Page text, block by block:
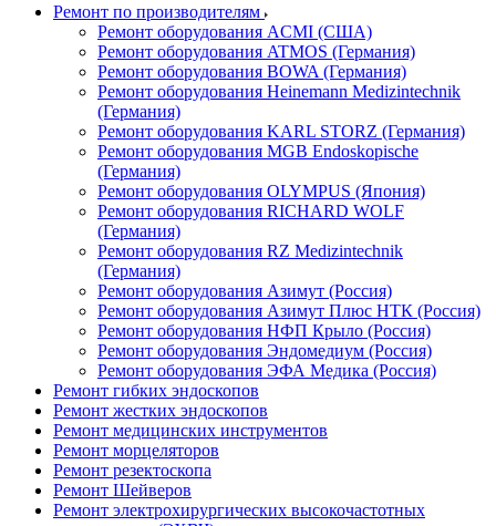
Ремонт по производителям
Ремонт оборудования ACMI (США)
Ремонт оборудования ATMOS (Германия)
Ремонт оборудования BOWA (Германия)
Ремонт оборудования Heinemann Medizintechnik
(Германия)
Ремонт оборудования KARL STORZ (Германия)
Ремонт оборудования MGB Endoskopische
(Германия)
Ремонт оборудования OLYMPUS (Япония)
Ремонт оборудования RICHARD WOLF
(Германия)
Ремонт оборудования RZ Medizintechnik
(Германия)
Ремонт оборудования Азимут (Россия)
Ремонт оборудования Азимут Плюс НТК (Россия)
Ремонт оборудования НФП Крыло (Россия)
Ремонт оборудования Эндомедиум (Россия)
Ремонт оборудования ЭФА Медика (Россия)
Ремонт гибких эндоскопов
Ремонт жестких эндоскопов
Ремонт медицинских инструментов
Ремонт морцеляторов
Ремонт резектоскопа
Ремонт Шейверов
Ремонт электрохирургических высокочастотных